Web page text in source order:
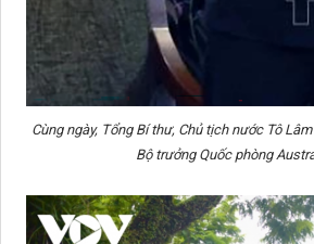
Cùng ngày, Tổng Bí thư, Chủ tịch nước Tô
Bộ trưởng Quốc phòng